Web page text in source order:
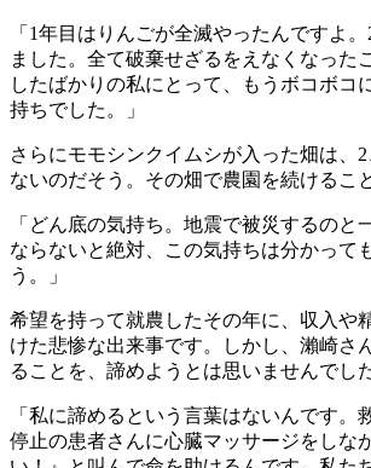
「1年目はりんごが全滅やったんですよ
ました。全て破棄せざるをえなくなった
したばかりの私にとって、もうボコボコ
持ちでした。」
さらにモモシンクイムシが入った畑は、
ないのだそう。その畑で農園を続けるこ
「どん底の気持ち。地震で被災するのと
ならないと絶対、この気持ちは分かって
う。」
希望を持って就農したその年に、収入や
けた悲惨な出来事です。しかし、瀨崎さ
ることを、諦めようとは思いませんでした
「私に諦めるという言葉はないんです。
停止の患者さんに心臓マッサージをしな